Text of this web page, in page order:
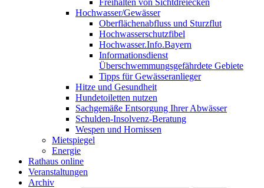
Freihalten von Sichtdreiecken
Hochwasser/Gewässer
Oberflächenabfluss und Sturzflut
Hochwasserschutzfibel
Hochwasser.Info.Bayern
Informationsdienst
Überschwemmungsgefährdete Gebiete
Tipps für Gewässeranlieger
Hitze und Gesundheit
Hundetoiletten nutzen
Sachgemäße Entsorgung Ihrer Abwässer
Schulden-Insolvenz-Beratung
Wespen und Hornissen
Mietspiegel
Energie
Rathaus online
Veranstaltungen
Archiv